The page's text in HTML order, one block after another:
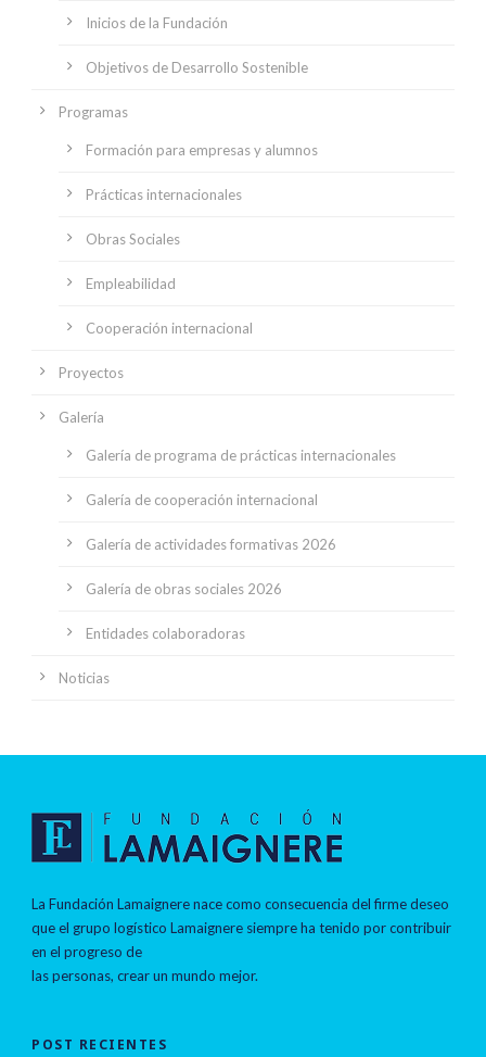
Inicios de la Fundación
Objetivos de Desarrollo Sostenible
Programas
Formación para empresas y alumnos
Prácticas internacionales
Obras Sociales
Empleabilidad
Cooperación internacional
Proyectos
Galería
Galería de programa de prácticas internacionales
Galería de cooperación internacional
Galería de actividades formativas 2026
Galería de obras sociales 2026
Entidades colaboradoras
Noticias
La Fundación Lamaignere nace como consecuencia del firme deseo
que el grupo logístico Lamaignere siempre ha tenido por contribuir
en el progreso de
las personas, crear un mundo mejor.
POST RECIENTES